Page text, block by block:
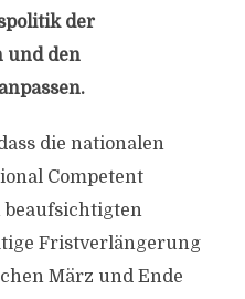
der
und den
die nationalen
Competent
beaufsichtigten
Fristverlängerung
März und Ende